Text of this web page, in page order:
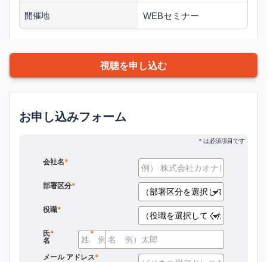
※役職等は講演当時のものです
開催地 WEBセミナー
視聴を申し込む
お申し込みフォーム
*
会社名
*
部署区分
*
役職
*
氏
名
*
*
メール アドレス